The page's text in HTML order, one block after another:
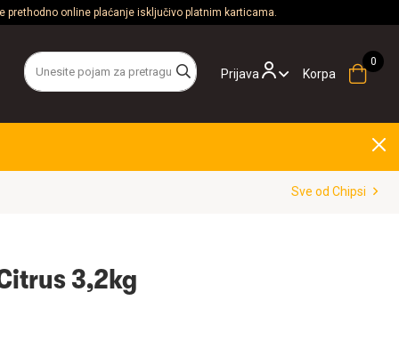
prethodno online plaćanje isključivo platnim karticama.
Prijava Korpa
Sve od Chipsi
3,2kg